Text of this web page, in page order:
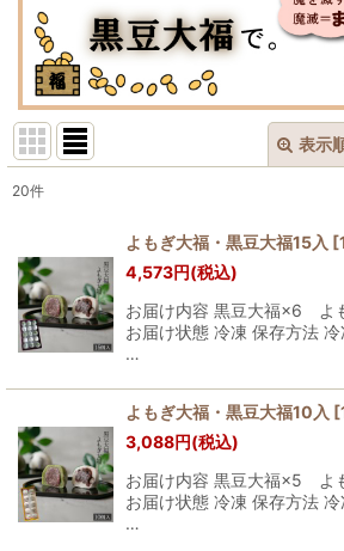
表示
表示数 :
並び順
絞り込む
20件
よもぎ大福・黒豆大福15入 [
4,573円(税込)
お届け内容 黒豆大福×6 よ
お届け状態 冷凍 保存方法
…
よもぎ大福・黒豆大福10入 [
3,088円(税込)
お届け内容 黒豆大福×5 よ
お届け状態 冷凍 保存方法
…